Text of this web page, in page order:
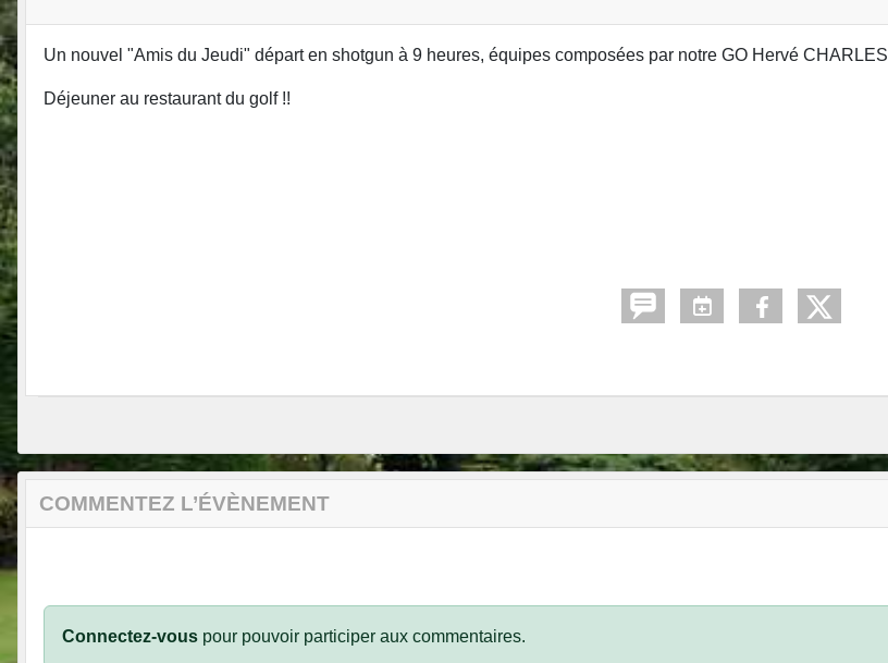
Un nouvel "Amis du Jeudi" départ en shotgun à 9 heures, équipes composées par notre GO Hervé CHARLES
Déjeuner au restaurant du golf !!
COMMENTEZ L’ÉVÈNEMENT
Connectez-vous pour pouvoir participer aux commentaires.